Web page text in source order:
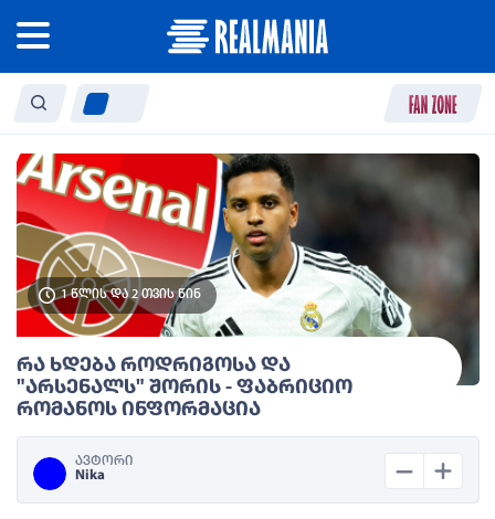
1 წლის და 2 თვის წინ
რა ხდება როდრიგოსა და
"არსენალს" შორის - ფაბრიციო
რომანოს ინფორმაცია
ავტორი
Nika